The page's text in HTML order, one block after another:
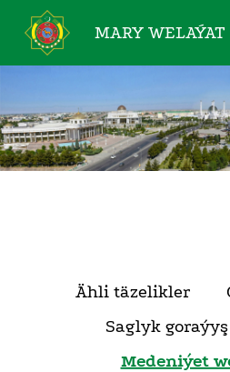
MARY WELAÝAT
Ähli täzelikler
Saglyk
Medeniýet